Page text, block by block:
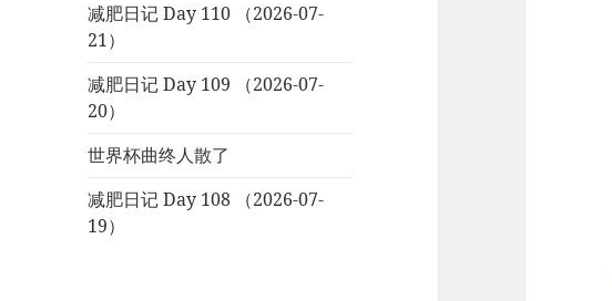
减肥日记 Day 110 （2026-07-
21）
减肥日记 Day 109 （2026-07-
20）
世界杯曲终人散了
减肥日记 Day 108 （2026-07-
19）